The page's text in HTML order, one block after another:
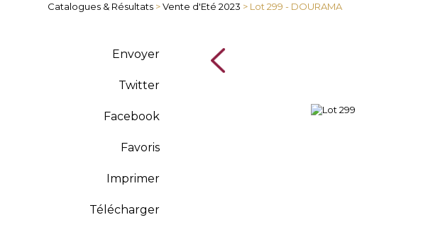
Catalogues & Résultats >Vente d'Eté 2023 > Lot 299 - DOURAMA
Envoyer
Twitter
Facebook
Favoris
Imprimer
Télécharger